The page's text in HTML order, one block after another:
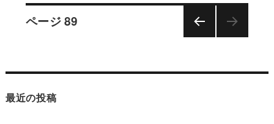
投
ナ
ビ
ページ89
最近の投稿